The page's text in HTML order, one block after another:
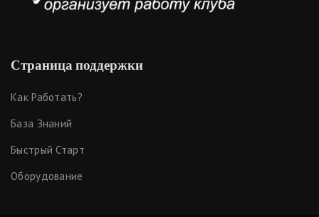
Страница поддержки
Как Работать?
База Знаний
Быстрый Старт
Оборудование